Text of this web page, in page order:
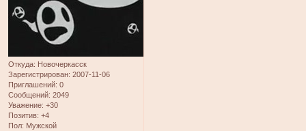
Откуда: Новочеркасск
Зарегистрирован: 2007-11-06
Приглашений: 0
Сообщений: 2049
Уважение: +30
Позитив: +4
Пол: Мужской